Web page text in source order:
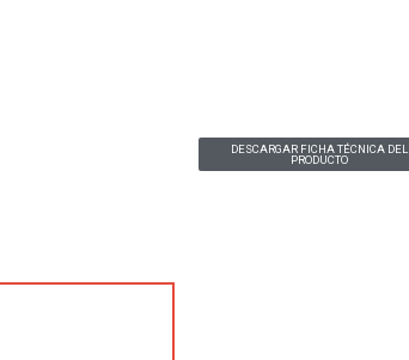
DESCARGAR FICHA TÉCNICA DEL
PRODUCTO